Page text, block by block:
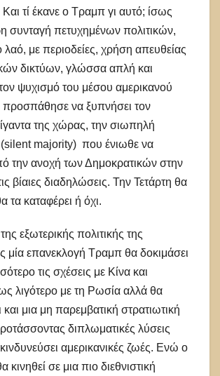
τί έκανε ο Τραμπ γι αυτό; ίσως
συνταγή πετυχημένων πολιτικών,
λαό, με περιοδείες, χρήση απευθείας
δικτύων, γλώσσα απλή και
ψυχισμό του μέσου αμερικανού
προσπάθησε να ξυπνήσει τον
της χώρας, την σιωπηλή
(silent majority) που ένιωθε να
την ανοχή των Δημοκρατικών στην
βίαιες διαδηλώσεις. Την Τετάρτη θα
τα καταφέρει ή όχι.
εξωτερικής πολιτικής της
μία επανεκλογή Τραμπ θα δοκιμάσει
τις σχέσεις με Κίνα και
λιγότερο με τη Ρωσία αλλά θα
μια μη παρεμβατική στρατιωτική
διπλωματικές λύσεις
αμερικανικές ζωές. Ενώ ο
κινηθεί σε μια πιο διεθνιστική